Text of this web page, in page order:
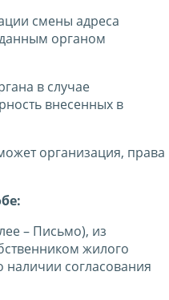
смены адреса
данным органом
в случае
внесенных в
организация, права
– Письмо), из
жилого
согласования